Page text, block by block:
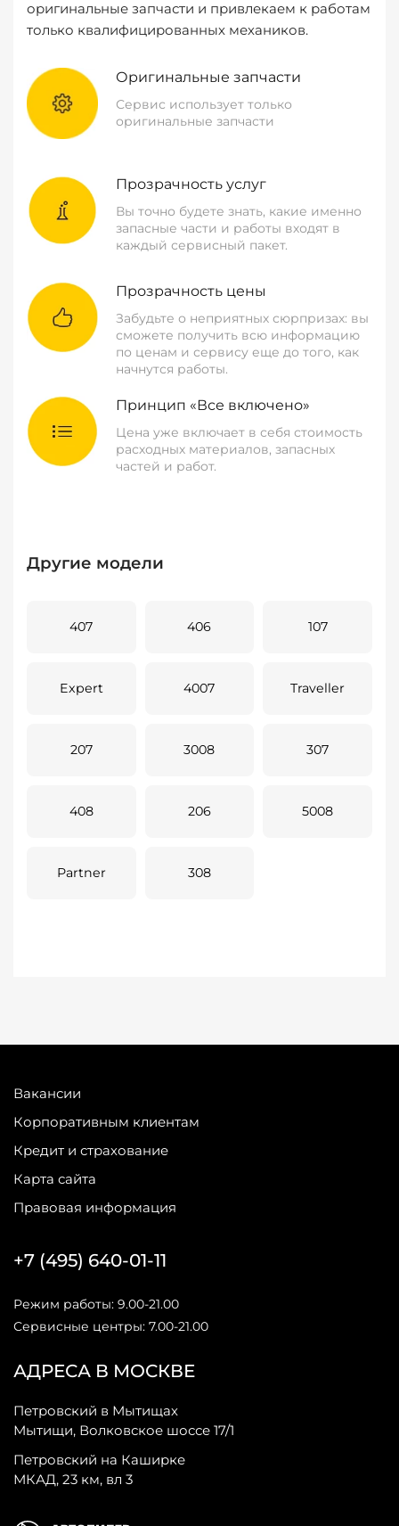
оригинальные запчасти и привлекаем к работам
только квалифицированных механиков.
Оригинальные запчасти
Сервис использует только
оригинальные запчасти
Прозрачность услуг
Вы точно будете знать, какие именно
запасные части и работы входят в
каждый сервисный пакет.
Прозрачность цены
Забудьте о неприятных сюрпризах: вы
сможете получить всю информацию
по ценам и сервису еще до того, как
начнутся работы.
Принцип «Все включено»
Цена уже включает в себя стоимость
расходных материалов, запасных
частей и работ.
Другие модели
407 406 107
Expert 4007 Traveller
207 3008 307
408 206 5008
Partner 308
Вакансии
Корпоративным клиентам
Кредит и страхование
Карта сайта
Правовая информация
АДРЕСА В МОСКВЕ
Петровский в Мытищах
Мытищи, Волковское шоссе 17/1
Петровский на Каширке
МКАД, 23 км, вл 3
+7 (495) 640-01-11
Режим работы: 9.00-21.00
Сервисные центры: 7.00-21.00